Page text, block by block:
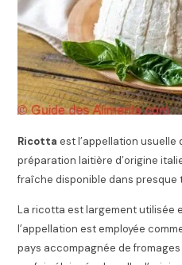
Ricotta est l’appellation usuelle
préparation laitière d’origine
fraîche disponible dans presque
La ricotta est largement utilisée
l’appellation est employée
pays accompagnée de